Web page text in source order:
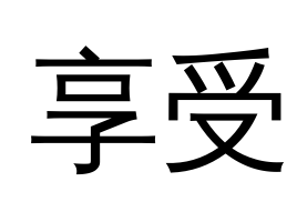
享